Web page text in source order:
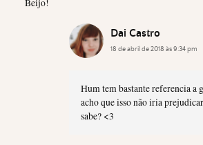
Beijo!
Dai Castro
18 de abril de 2018 às 9:34 pm
Hum tem bastante referencia a
acho que isso não iria
sabe? <3